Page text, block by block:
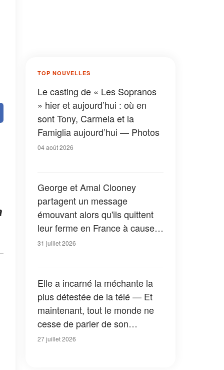
TOP NOUVELLES
Le casting de « Les Sopranos
» hier et aujourd’hui : où en
sont Tony, Carmela et la
Famiglia aujourd’hui — Photos
04 août 2026
George et Amal Clooney
partagent un message
émouvant alors qu'ils quittent
leur ferme en France à cause
des feux de forêt — Tous les
31 juillet 2026
Elle a incarné la méchante la
plus détestée de la télé — Et
maintenant, tout le monde ne
cesse de parler de son
apparition dans la nouvelle
27 juillet 2026